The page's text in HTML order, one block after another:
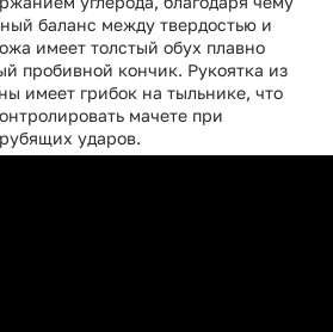
баланс между твердостью и
имеет толстый обух плавно
пробивной кончик. Рукоятка из
имеет грибок на тыльнике, что
мачете при
ударов.